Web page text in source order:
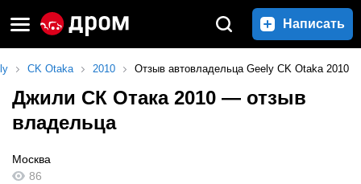
Написать
CK Otaka 2010 Отзыв автовладельца Geely CK Otaka 2010
Джили СК Отака 2010 — отзыв
владельца
Москва
86